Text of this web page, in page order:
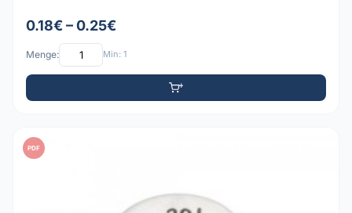
0.18€ – 0.25€
Menge: Min: 1
PDF